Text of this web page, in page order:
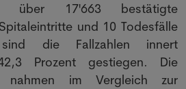
über 17'663 bestätigte
und 10 Todesfälle
die Fallzahlen innert
Prozent gestiegen. Die
nahmen im Vergleich zur